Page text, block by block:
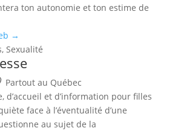
ton autonomie et ton estime de
→
Sexualité
Partout au Québec
d’accueil et d’information pour filles
face à l’éventualité d’une
au sujet de la